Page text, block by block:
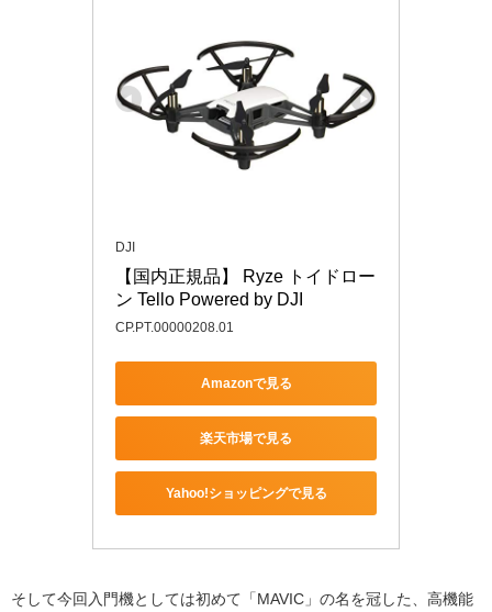
DJI
【国内正規品】 Ryze トイドロー
ン Tello Powered by DJI
CP.PT.00000208.01
Amazonで見る
楽天市場で見る
Yahoo!ショッピングで見る
そして今回入門機としては初めて「MAVIC」の名を冠した、高機能